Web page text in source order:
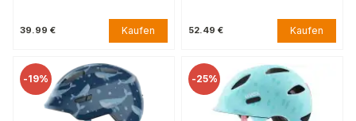
39.99 € Kaufen 52.49 € Kaufen
-19% -25%